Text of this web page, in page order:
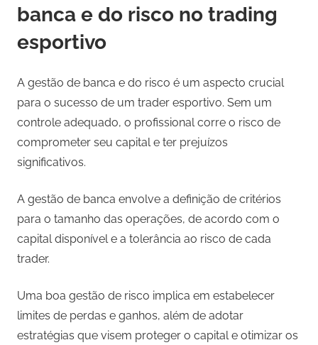
banca e do risco no trading
esportivo
A gestão de banca e do risco é um aspecto crucial
para o sucesso de um trader esportivo. Sem um
controle adequado, o profissional corre o risco de
comprometer seu capital e ter prejuízos
significativos.
A gestão de banca envolve a definição de critérios
para o tamanho das operações, de acordo com o
capital disponível e a tolerância ao risco de cada
trader.
Uma boa gestão de risco implica em estabelecer
limites de perdas e ganhos, além de adotar
estratégias que visem proteger o capital e otimizar os